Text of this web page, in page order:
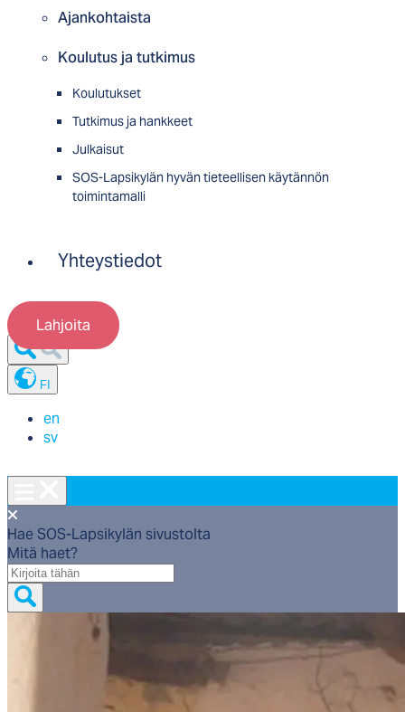
Ajankohtaista
Koulutus ja tutkimus
Koulutukset
Tutkimus ja hankkeet
Julkaisut
SOS-Lapsikylän hyvän tieteellisen käytännön
toimintamalli
Yhteystiedot
Lahjoita
FI
en
sv
Hae SOS-Lapsikylän sivustolta
Mitä haet?
Mitä
haet?